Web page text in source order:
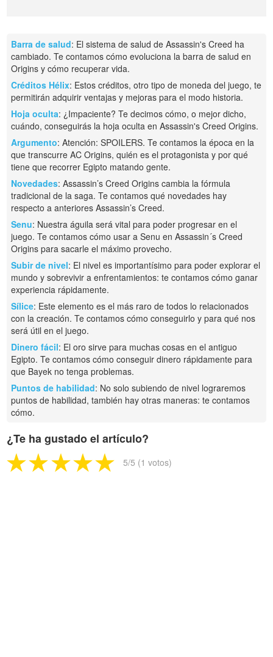
Barra de salud: El sistema de salud de Assassin's Creed ha
cambiado. Te contamos cómo evoluciona la barra de salud en
Origins y cómo recuperar vida.
Créditos Hélix: Estos créditos, otro tipo de moneda del juego, te
permitirán adquirir ventajas y mejoras para el modo historia.
Hoja oculta: ¿Impaciente? Te decimos cómo, o mejor dicho,
cuándo, conseguirás la hoja oculta en Assassin's Creed Origins.
Argumento: Atención: SPOILERS. Te contamos la época en la
que transcurre AC Origins, quién es el protagonista y por qué
tiene que recorrer Egipto matando gente.
Novedades: Assassin’s Creed Origins cambia la fórmula
tradicional de la saga. Te contamos qué novedades hay
respecto a anteriores Assassin’s Creed.
Senu: Nuestra águila será vital para poder progresar en el
juego. Te contamos cómo usar a Senu en Assassin´s Creed
Origins para sacarle el máximo provecho.
Subir de nivel: El nivel es importantísimo para poder explorar el
mundo y sobrevivir a enfrentamientos: te contamos cómo ganar
experiencia rápidamente.
Sílice: Este elemento es el más raro de todos lo relacionados
con la creación. Te contamos cómo conseguirlo y para qué nos
será útil en el juego.
Dinero fácil: El oro sirve para muchas cosas en el antiguo
Egipto. Te contamos cómo conseguir dinero rápidamente para
que Bayek no tenga problemas.
Puntos de habilidad: No solo subiendo de nivel lograremos
puntos de habilidad, también hay otras maneras: te contamos
cómo.
¿Te ha gustado el artículo?
5/5 (1 votos)